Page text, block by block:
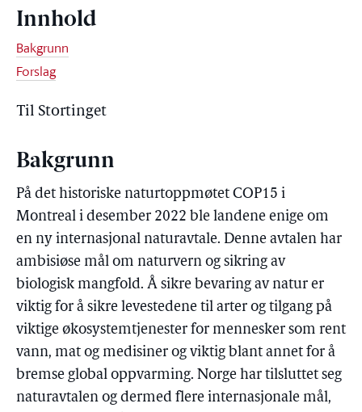
Innhold
Bakgrunn
Forslag
Til Stortinget
Bakgrunn
På det historiske naturtoppmøtet COP15 i
Montreal i desember 2022 ble landene enige om
en ny internasjonal naturavtale. Denne avtalen har
ambisiøse mål om naturvern og sikring av
biologisk mangfold. Å sikre bevaring av natur er
viktig for å sikre levestedene til arter og tilgang på
viktige økosystemtjenester for mennesker som rent
vann, mat og medisiner og viktig blant annet for å
bremse global oppvarming. Norge har tilsluttet seg
naturavtalen og dermed flere internasjonale mål,